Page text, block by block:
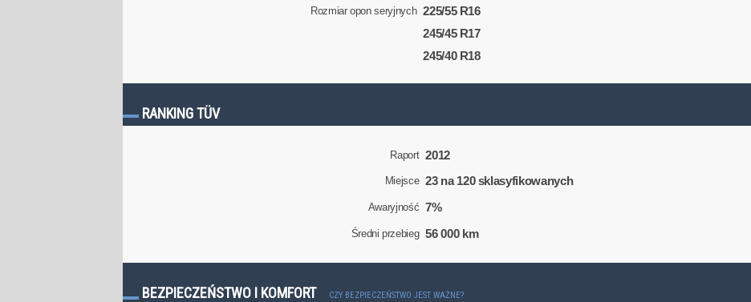
Rozmiar opon seryjnych 225/55 R16
245/45 R17
245/40 R18
RANKING TÜV
Raport 2012
Miejsce 23 na 120 sklasyfikowanych
Awaryjność 7%
Średni przebieg 56 000 km
BEZPIECZEŃSTWO I KOMFORT CZY BEZPIECZEŃSTWO JEST WAŻNE?